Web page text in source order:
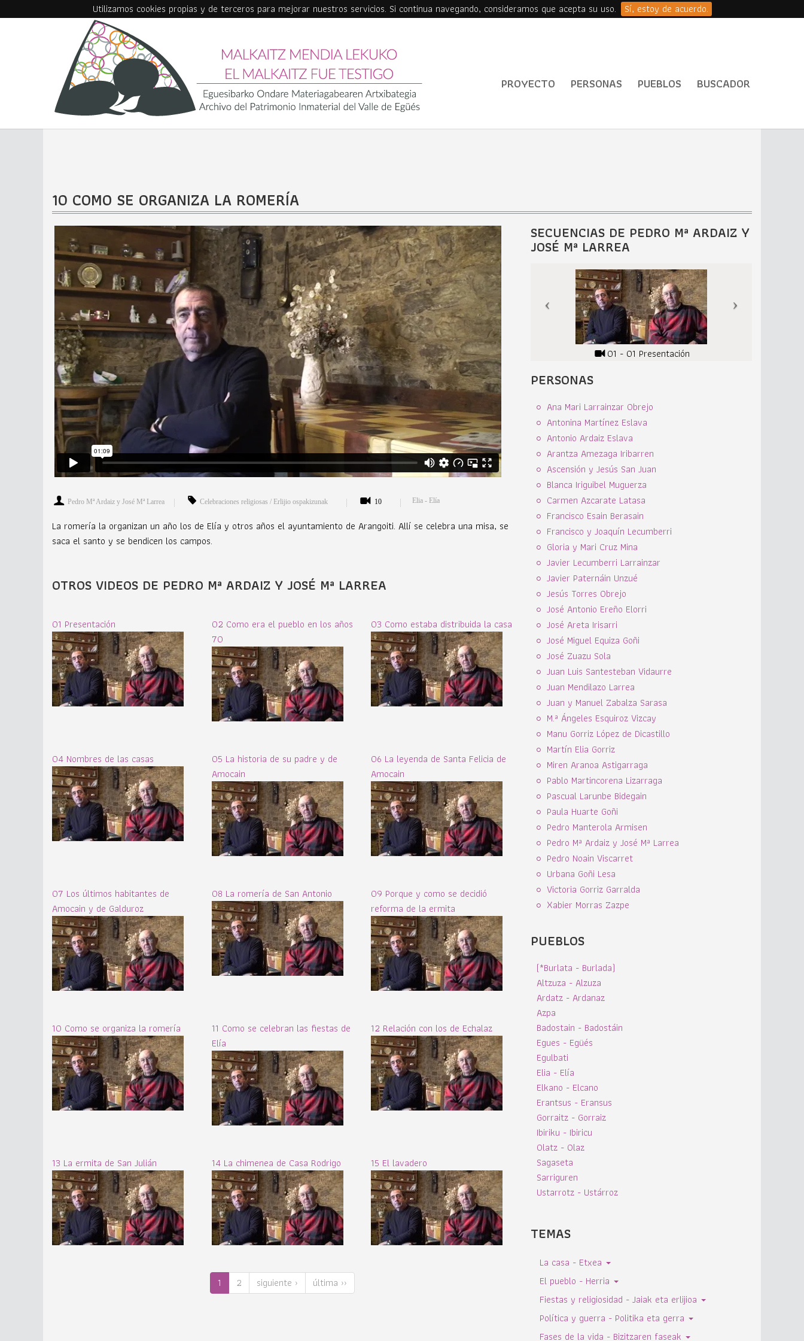
Utilizamos cookies propias y de terceros para mejorar nuestros servicios. Si continua navegando, consideramos que acepta su uso.
Sí, estoy de acuerdo.
PROYECTO PERSONAS PUEBLOS BUSCADOR
10 COMO SE ORGANIZA LA ROMERÍA
Pedro Mª Ardaiz y José Mª Larrea Celebraciones religiosas / Erlijio ospakizunak 10 Elia - Elía
La romería la organizan un año los de Elía y otros años el ayuntamiento de Arangoiti. Allí se celebra una misa, se
saca el santo y se bendicen los campos.
OTROS VIDEOS DE PEDRO Mª ARDAIZ Y JOSÉ Mª LARREA
01 Presentación
02 Como era el pueblo en los años
70
03 Como estaba distribuida la casa
04 Nombres de las casas
05 La historia de su padre y de
Amocain
06 La leyenda de Santa Felicia de
Amocain
07 Los últimos habitantes de
Amocain y de Galduroz
08 La romería de San Antonio
09 Porque y como se decidió
reforma de la ermita
10 Como se organiza la romería
11 Como se celebran las fiestas de
Elía
12 Relación con los de Echalaz
13 La ermita de San Julián 14 La chimenea de Casa Rodrigo 15 El lavadero
1 2 siguiente › última ››
SECUENCIAS DE PEDRO Mª ARDAIZ Y
JOSÉ Mª LARREA
01 - 01 Presentación
PERSONAS
Ana Mari Larrainzar Obrejo
Antonina Martínez Eslava
Antonio Ardaiz Eslava
Arantza Amezaga Iribarren
Ascensión y Jesús San Juan
Blanca Iriguibel Muguerza
Carmen Azcarate Latasa
Francisco Esain Berasain
Francisco y Joaquín Lecumberri
Gloria y Mari Cruz Mina
Javier Lecumberri Larrainzar
Javier Paternáin Unzué
Jesús Torres Obrejo
José Antonio Ereño Elorri
José Areta Irisarri
José Miguel Equiza Goñi
José Zuazu Sola
Juan Luis Santesteban Vidaurre
Juan Mendilazo Larrea
Juan y Manuel Zabalza Sarasa
M.ª Ángeles Esquiroz Vizcay
Manu Gorriz López de Dicastillo
Martín Elia Gorriz
Miren Aranoa Astigarraga
Pablo Martincorena Lizarraga
Pascual Larunbe Bidegain
Paula Huarte Goñi
Pedro Manterola Armisen
Pedro Mª Ardaiz y José Mª Larrea
Pedro Noain Viscarret
Urbana Goñi Lesa
Victoria Gorriz Garralda
Xabier Morras Zazpe
PUEBLOS
(*Burlata - Burlada)
Altzuza - Alzuza
Ardatz - Ardanaz
Azpa
Badostain - Badostáin
Egues - Egüés
Egulbati
Elia - Elía
Elkano - Elcano
Erantsus - Eransus
Gorraitz - Gorraiz
Ibiriku - Ibiricu
Olatz - Olaz
Sagaseta
Sarriguren
Ustarrotz - Ustárroz
TEMAS
La casa - Etxea
El pueblo - Herria
Fiestas y religiosidad - Jaiak eta erlijioa
Política y guerra - Politika eta gerra
Fases de la vida - Bizitzaren faseak